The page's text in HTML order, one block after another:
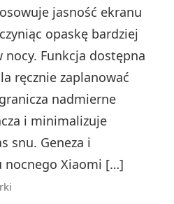
jasność ekranu
opaskę bardziej
nocy. Funkcja dostępna
ręcznie zaplanować
nadmierne
i minimalizuje
snu. Geneza i
nocnego Xiaomi […]